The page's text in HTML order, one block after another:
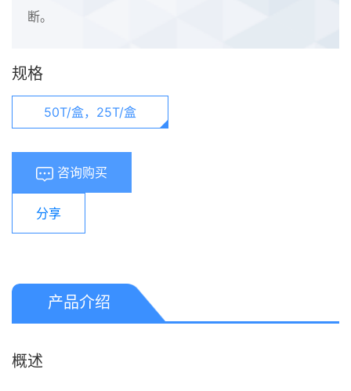
断。
规格
50T/盒，25T/盒
咨询购买
分享
产品介绍
概述